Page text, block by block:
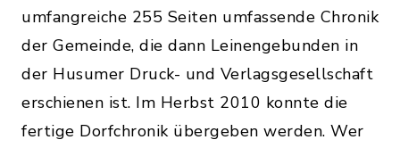
umfangreiche 255 Seiten umfassende Chronik
der Gemeinde, die dann Leinengebunden in
der Husumer Druck- und Verlagsgesellschaft
erschienen ist. Im Herbst 2010 konnte die
fertige Dorfchronik übergeben werden. Wer